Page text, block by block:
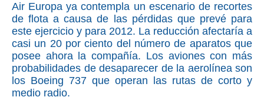
Air Europa ya contempla un escenario de recortes
de flotaa causa de las pérdidas que prevé para
este ejercicio y para 2012. La reducción afectaría a
casi un 20 por ciento del número de aparatos que
posee ahora la compañía. Los aviones con más
probabilidades de desaparecer de la aerolínea son
los Boeing 737 que operan las rutas de corto y
medio radio.